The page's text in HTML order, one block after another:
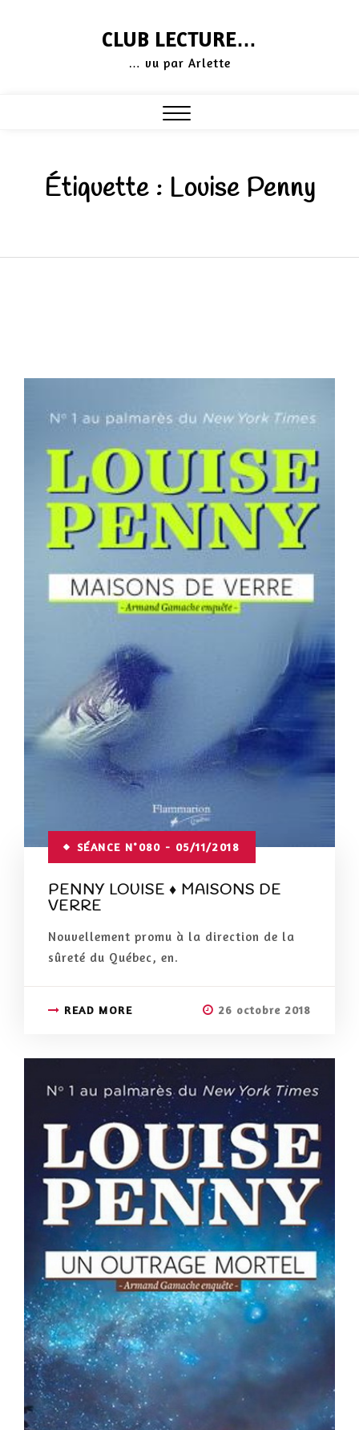
CLUB LECTURE…
… vu par Arlette
Étiquette : Louise Penny
SÉANCE N°080 - 05/11/2018
PENNY LOUISE ♦ MAISONS DE
VERRE
Nouvellement promu à la direction de la
sûreté du Québec, en.
READ MORE 26 octobre 2018